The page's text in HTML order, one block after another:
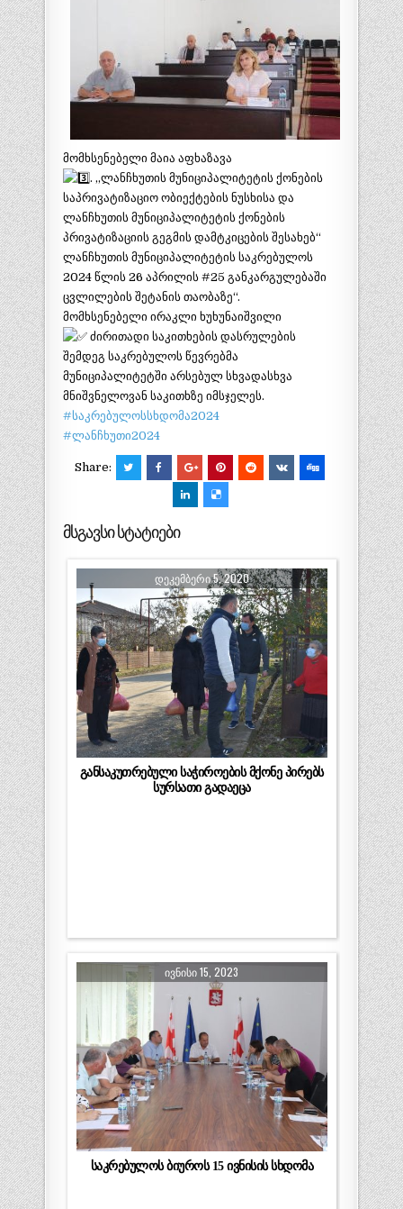
მომხსენებელი მაია აფხაზავა
. ,,ლანჩხუთის მუნიციპალიტეტის ქონების
საპრივატიზაციო ობიექტების ნუსხისა და
ლანჩხუთის მუნიციპალიტეტის ქონების
პრივატიზაციის გეგმის დამტკიცების შესახებ“
ლანჩხუთის მუნიციპალიტეტის საკრებულოს
2024 წლის 26 აპრილის #25 განკარგულებაში
ცვლილების შეტანის თაობაზე“.
მომხსენებელი ირაკლი ხუხუნაიშვილი
ძირითადი საკითხების დასრულების
შემდეგ საკრებულოს წევრებმა
მუნიციპალიტეტში არსებულ სხვადასხვა
მნიშვნელოვან საკითხზე იმსჯელეს.
#საკრებულოსსხდომა2024
#ლანჩხუთი2024
Share:
მსგავსი სტატიები
ᲓᲔᲙᲔᲛᲑᲔᲠᲘ 5, 2020
განსაკუთრებული საჭიროების მქონე პირებს
სურსათი გადაეცა
ᲘᲕᲜᲘᲡᲘ 15, 2023
საკრებულოს ბიუროს 15 ივნისის სხდომა